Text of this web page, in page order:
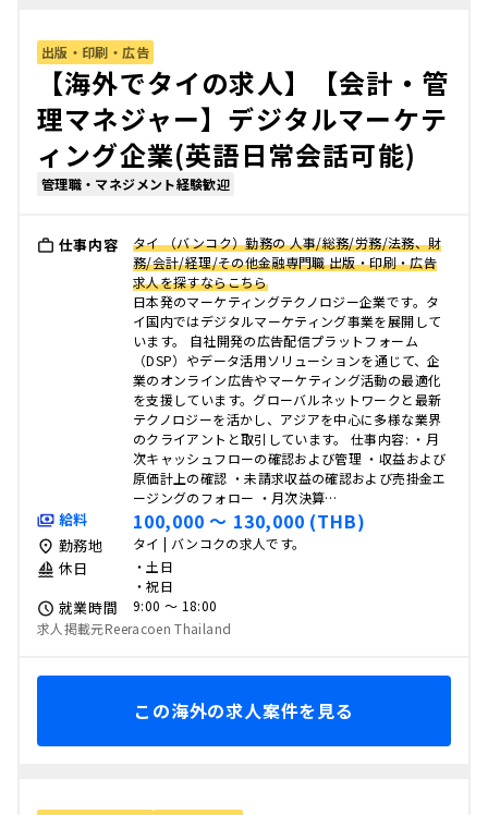
出版・印刷・広告
【海外でタイの求人】【会計・管
理マネジャー】デジタルマーケテ
ィング企業(英語日常会話可能)
管理職・マネジメント経験歓迎
仕事内容
タイ （バンコク）勤務の 人事/総務/労務/法務、財
務/会計/経理/その他金融専門職 出版・印刷・広告
求人を探すならこちら
日本発のマーケティングテクノロジー企業です。タ
イ国内ではデジタルマーケティング事業を展開して
います。 自社開発の広告配信プラットフォーム
（DSP）やデータ活用ソリューションを通じて、企
業のオンライン広告やマーケティング活動の最適化
を支援しています。グローバルネットワークと最新
テクノロジーを活かし、アジアを中心に多様な業界
のクライアントと取引しています。 仕事内容: ・月
次キャッシュフローの確認および管理 ・収益および
原価計上の確認 ・未請求収益の確認および売掛金エ
ージングのフォロー ・月次決算…
給料 100,000 〜 130,000 (THB)
勤務地 タイ | バンコクの求人です。
休日
・土日
・祝日
就業時間
9:00 〜 18:00
求人掲載元Reeracoen Thailand
この海外の求人案件を見る